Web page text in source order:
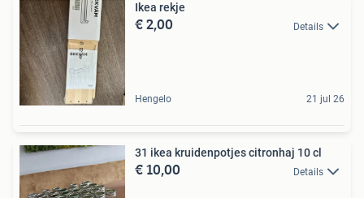
Ikea rekje
€ 2,00 Details
Hengelo 21 jul 26
31 ikea kruidenpotjes citronhaj 10 cl
€ 10,00 Details